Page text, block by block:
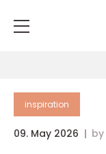
inspiration
09. May 2026 by